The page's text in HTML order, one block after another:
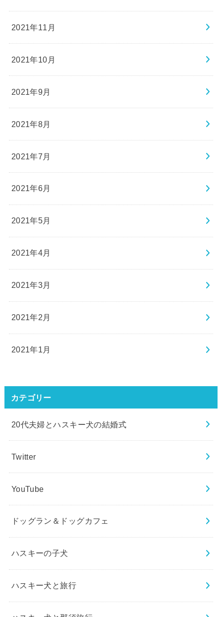
2021年11月
2021年10月
2021年9月
2021年8月
2021年7月
2021年6月
2021年5月
2021年4月
2021年3月
2021年2月
2021年1月
カテゴリー
20代夫婦とハスキー犬の結婚式
Twitter
YouTube
ドッグラン＆ドッグカフェ
ハスキーの子犬
ハスキー犬と旅行